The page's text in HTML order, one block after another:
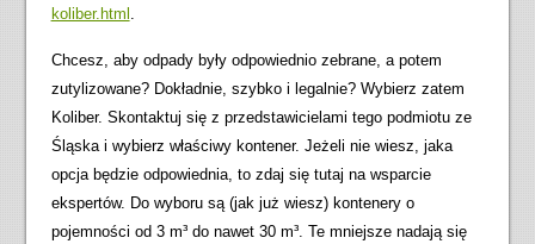
koliber.html
Chcesz, aby odpady były odpowiednio zebrane, a potem
zutylizowane? Dokładnie, szybko i legalnie? Wybierz zatem
Koliber. Skontaktuj się z przedstawicielami tego podmiotu ze
Śląska i wybierz właściwy kontener. Jeżeli nie wiesz, jaka
opcja będzie odpowiednia, to zdaj się tutaj na wsparcie
ekspertów. Do wyboru są (jak już wiesz) kontenery o
pojemności od 3 m³ do nawet 30 m³. Te mniejsze nadają się